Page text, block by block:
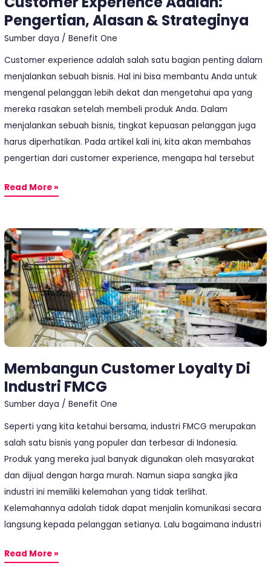
Pengertian, Alasan & Strateginya
Sumber daya /Benefit One
Customer experience adalah salah satu bagian penting dalam
menjalankan sebuah bisnis. Hal ini bisa membantu Anda untuk
mengenal pelanggan lebih dekat dan mengetahui apa yang
mereka rasakan setelah membeli produk Anda. Dalam
menjalankan sebuah bisnis, tingkat kepuasan pelanggan juga
harus diperhatikan. Pada artikel kali ini, kita akan membahas
pengertian dari customer experience, mengapa hal tersebut
Read More »
Membangun Customer Loyalty Di
Industri FMCG
Sumber daya /Benefit One
Seperti yang kita ketahui bersama, industri FMCG merupakan
salah satu bisnis yang populer dan terbesar di Indonesia.
Produk yang mereka jual banyak digunakan oleh masyarakat
dan dijual dengan harga murah. Namun siapa sangka jika
industri ini memiliki kelemahan yang tidak terlihat.
Kelemahannya adalah tidak dapat menjalin komunikasi secara
langsung kepada pelanggan setianya. Lalu bagaimana industri
Membangun
Customer
Loyalty
Di
Industri
FMCG
Read More »